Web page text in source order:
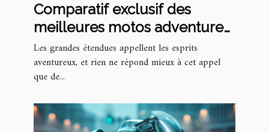
Comparatif exclusif des
meilleures motos adventure
pour les voyages au long
cours
Les grandes étendues appellent les esprits
aventureux, et rien ne répond mieux à cet appel
que de...